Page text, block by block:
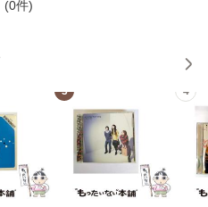
(0件)
3 4